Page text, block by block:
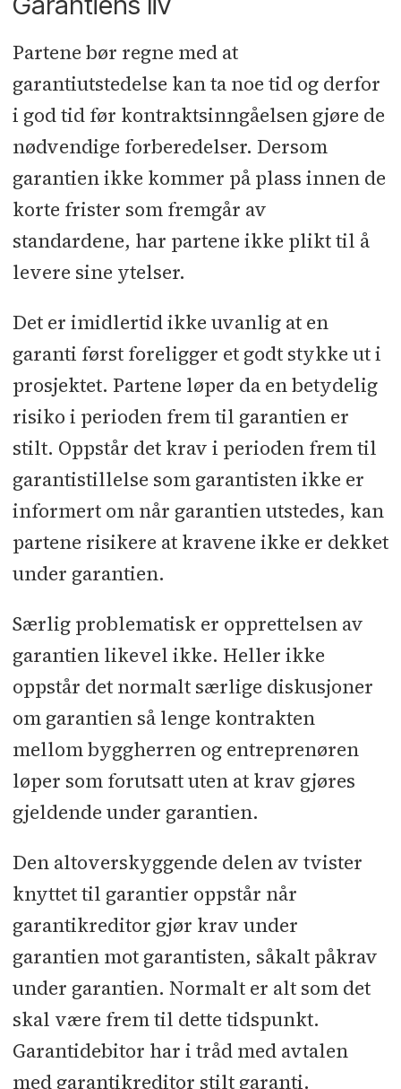
Partene bør regne med at
garantiutstedelse kan ta noe tid og derfor
i god tid før kontraktsinngåelsen gjøre de
nødvendige forberedelser. Dersom
garantien ikke kommer på plass innen de
korte frister som fremgår av
standardene, har partene ikke plikt til å
levere sine ytelser.
Det er imidlertid ikke uvanlig at en
garanti først foreligger et godt stykke ut i
prosjektet. Partene løper da en betydelig
risiko i perioden frem til garantien er
stilt. Oppstår det krav i perioden frem til
garantistillelse som garantisten ikke er
informert om når garantien utstedes, kan
partene risikere at kravene ikke er dekket
under garantien.
Særlig problematisk er opprettelsen av
garantien likevel ikke. Heller ikke
oppstår det normalt særlige diskusjoner
om garantien så lenge kontrakten
mellom byggherren og entreprenøren
løper som forutsatt uten at krav gjøres
gjeldende under garantien.
Den altoverskyggende delen av tvister
knyttet til garantier oppstår når
garantikreditor gjør krav under
garantien mot garantisten, såkalt påkrav
under garantien. Normalt er alt som det
skal være frem til dette tidspunkt.
Garantidebitor har i tråd med avtalen
med garantikreditor stilt garanti.